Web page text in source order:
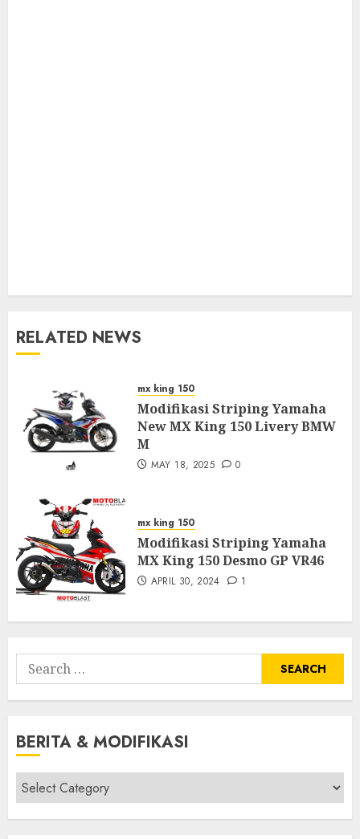
RELATED NEWS
mx king 150
Modifikasi Striping Yamaha
New MX King 150 Livery BMW
M
MAY 18, 2025 0
mx king 150
Modifikasi Striping Yamaha
MX King 150 Desmo GP VR46
APRIL 30, 2024 1
Search
for:
BERITA & MODIFIKASI
Berita
&
Modifikasi